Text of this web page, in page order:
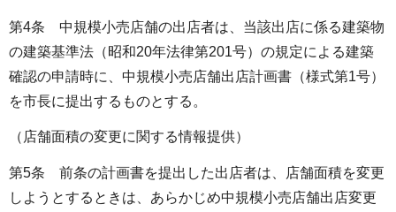
第4条 中規模小売店舗の出店者は、当該出店に係る建築物
の建築基準法（昭和20年法律第201号）の規定による建築
確認の申請時に、中規模小売店舗出店計画書（様式第1号）
を市長に提出するものとする。
（店舗面積の変更に関する情報提供）
第5条 前条の計画書を提出した出店者は、店舗面積を変更
しようとするときは、あらかじめ中規模小売店舗出店変更